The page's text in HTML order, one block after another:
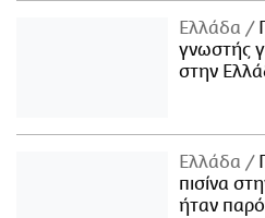
Ελλάδα
γνωστής
στην
Ελλάδα
πισίνα
ήταν